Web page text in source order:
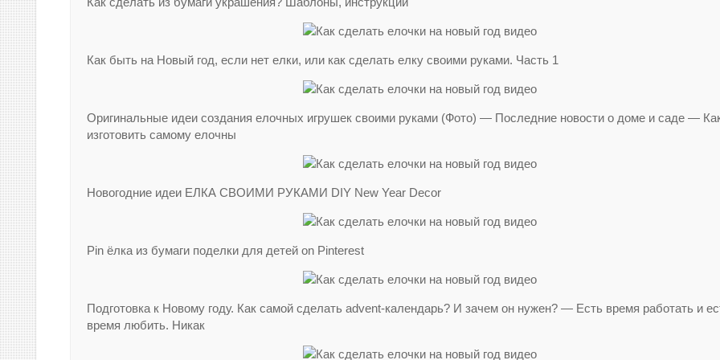
Как быть на Новый год, если нет елки, или как сделать елку своими руками. Часть 1
Оригинальные идеи создания елочных игрушек своими руками (Фото) — Последние новости о доме и саде —
изготовить самому елочны
Новогодние идеи ЕЛКА СВОИМИ РУКАМИ DIY New Year Decor
Pin ёлка из бумаги поделки для детей on Pinterest
Подготовка к Новому году. Как самой сделать advent-календарь? И зачем он нужен? — Есть время работать и
время любить. Никак